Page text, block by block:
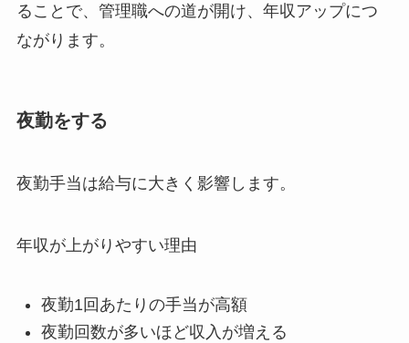
ることで、管理職への道が開け、年収アップにつ
ながります。
夜勤をする
夜勤手当は給与に大きく影響します。
年収が上がりやすい理由
夜勤1回あたりの手当が高額
夜勤回数が多いほど収入が増える